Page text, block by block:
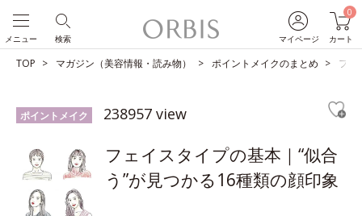
マイページ
0
カート
検索
メニュー
TOP マガジン（美容情報・読み物） ポイントメイクのまとめ フェ
ポイントメイク 238957 view
フェイスタイプの基本｜“似合
う”が見つかる16種類の顔印象